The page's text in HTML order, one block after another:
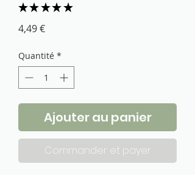
★ ★ ★ ★ ★
4,49 €Prix
Quantité *
Ajouter au panier
Commander et payer